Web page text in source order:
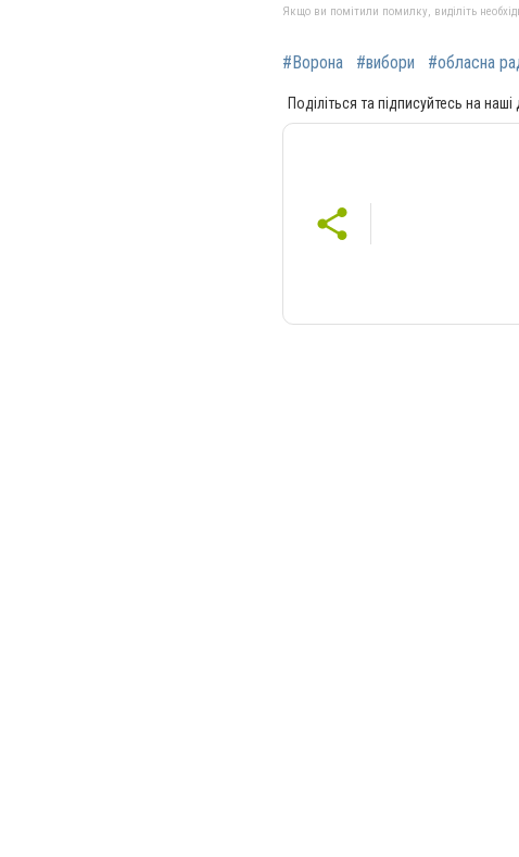
Якщо ви помітили помилку, виділіть
#Ворона #вибори #обласна
Поділіться та підписуйтесь на